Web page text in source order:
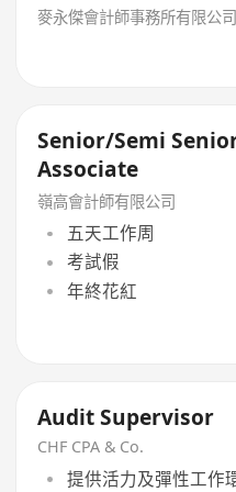
麥永傑會計師事務所有限公司
Senior/Semi
Associate
嶺高會計師有限公司
五天工作周
考試假
年終花紅
Audit Supervisor
CHF CPA & Co.
提供活力及彈性工作